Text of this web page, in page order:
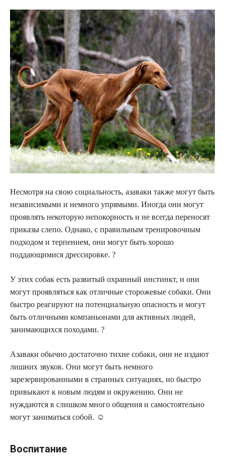
Несмотря на свою социальность, азаваки также могут быть
независимыми и немного упрямыми. Иногда они могут
проявлять некоторую непокорность и не всегда переносят
приказы слепо. Однако, с правильным тренировочным
подходом и терпением, они могут быть хорошо
поддающимися дрессировке. ?
У этих собак есть развитый охранный инстинкт, и они
могут проявляться как отличные сторожевые собаки. Они
быстро реагируют на потенциальную опасность и могут
быть отличными компаньонами для активных людей,
занимающихся походами. ?
Азаваки обычно достаточно тихие собаки, они не издают
лишних звуков. Они могут быть немного
зарезервированными в странных ситуациях, но быстро
привыкают к новым людям и окружению. Они не
нуждаются в слишком много общения и самостоятельно
могут заниматься собой. ☺️
Воспитание